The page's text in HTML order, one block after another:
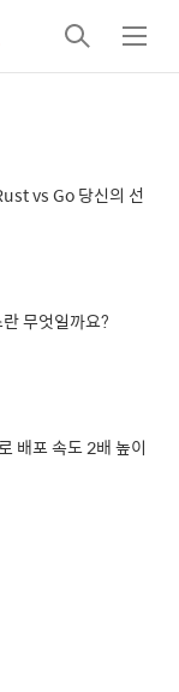
검
색
메
뉴
vs Go 당신의 선
무엇일까요?
배포 속도 2배 높이